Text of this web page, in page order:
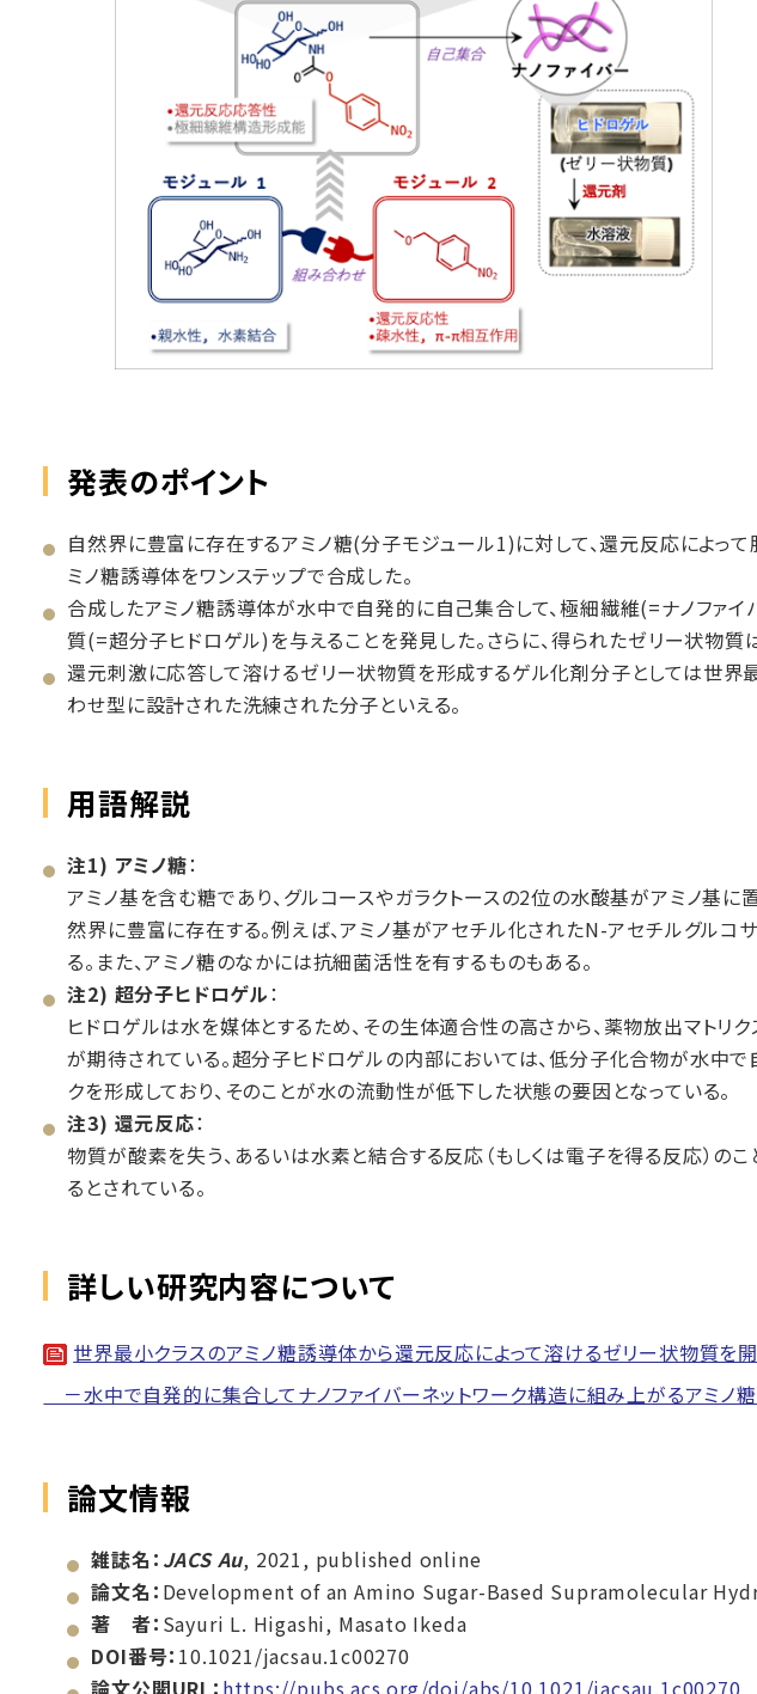
発表のポイント
自然界に豊富に存在するアミノ糖(分子モジュール1)に対して、還元反応によっ
ミノ糖誘導体をワンステップで合成した。
合成したアミノ糖誘導体が水中で自発的に自己集合して、極細繊維(=ナノファ
質(=超分子ヒドロゲル)を与えることを発見した。さらに、得られたゼリー状物
還元刺激に応答して溶けるゼリー状物質を形成するゲル化剤分子としては世界
わせ型に設計された洗練された分子といえる。
用語解説
注1) アミノ糖：
アミノ基を含む糖であり、グルコースやガラクトースの2位の水酸基がアミノ基に
然界に豊富に存在する。例えば、アミノ基がアセチル化されたN-アセチルグルコ
る。また、アミノ糖のなかには抗細菌活性を有するものもある。
注2) 超分子ヒドロゲル：
ヒドロゲルは水を媒体とするため、その生体適合性の高さから、薬物放出マトリ
が期待されている。超分子ヒドロゲルの内部においては、低分子化合物が水中で
クを形成しており、そのことが水の流動性が低下した状態の要因となっている。
注3) 還元反応：
物質が酸素を失う、あるいは水素と結合する反応（もしくは電子を得る反応）の
るとされている。
詳しい研究内容について
世界最小クラスのアミノ糖誘導体から還元反応によって溶けるゼリー状物質を
－水中で自発的に集合してナノファイバーネットワーク構造に組み上がるアミノ
論文情報
雑誌名： JACS Au, 2021, published online
論文名： Development of an Amino Sugar-Based Supramolecular
著 者： Sayuri L. Higashi, Masato Ikeda
DOI番号： 10.1021/jacsau.1c00270
論文公開URL： https://pubs.acs.org/doi/abs/10.1021/jacsau.1c00270